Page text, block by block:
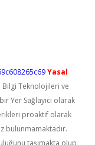
Yasal
Bilgi Teknolojileri ve
Yer Sağlayıcı olarak
proaktif olarak
bulunmamaktadır.
taşımakta olup,